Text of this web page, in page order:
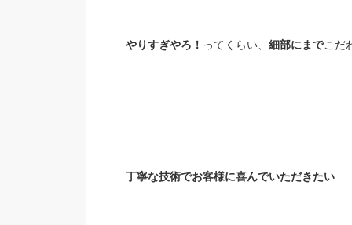
やりすぎやろ！ ってくらい、 細部にまでこだ
丁寧な技術でお客様に喜んでいただきたい